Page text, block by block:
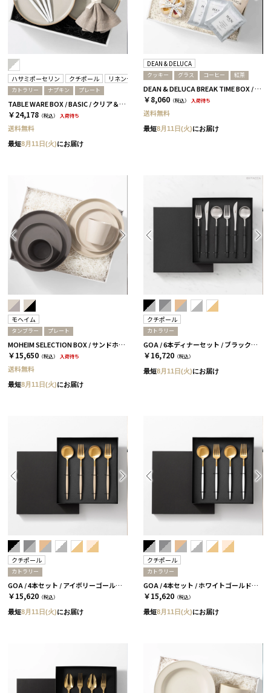
ハサミポーセリン クチポール リネンテイルズ
カトラリー ナプキン プレート
TABLE WARE BOX / BASIC / クリア＆ホワイトシルバー
￥24,178 （税込） 入荷待ち
送料無料
最短8月11日(火)にお届け
DEAN & DELUCA
クッキー グラス コーヒー 紅茶
DEAN & DELUCA BREAK TIME BOX / 全2種［ディーン＆デルーカ］ コーヒー
￥8,060 （税込） 入荷待ち
送料無料
最短8月11日(火)にお届け
モヘイム
タンブラー プレート
MOHEIM SELECTION BOX / サンドホワイト＆ブラック
￥15,650 （税込） 入荷待ち
送料無料
最短8月11日(火)にお届け
クチポール
カトラリー
GOA / 6本ディナーセット / ブラックシルバー［クチポール］
￥16,720 （税込）
最短8月11日(火)にお届け
クチポール
カトラリー
GOA / 4本セット / アイボリーゴールド［クチポール］
￥15,620 （税込）
最短8月11日(火)にお届け
クチポール
カトラリー
GOA / 4本セット / ホワイトゴールド［クチポール］
￥15,620 （税込）
最短8月11日(火)にお届け